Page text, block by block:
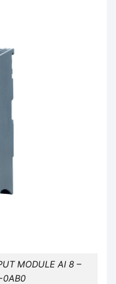
MODULE AI 8 –
0AB0